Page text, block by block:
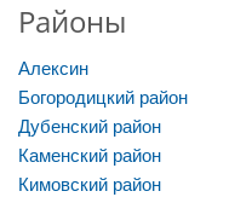
Районы
Алексин
Богородицкий район
Дубенский район
Каменский район
Кимовский район